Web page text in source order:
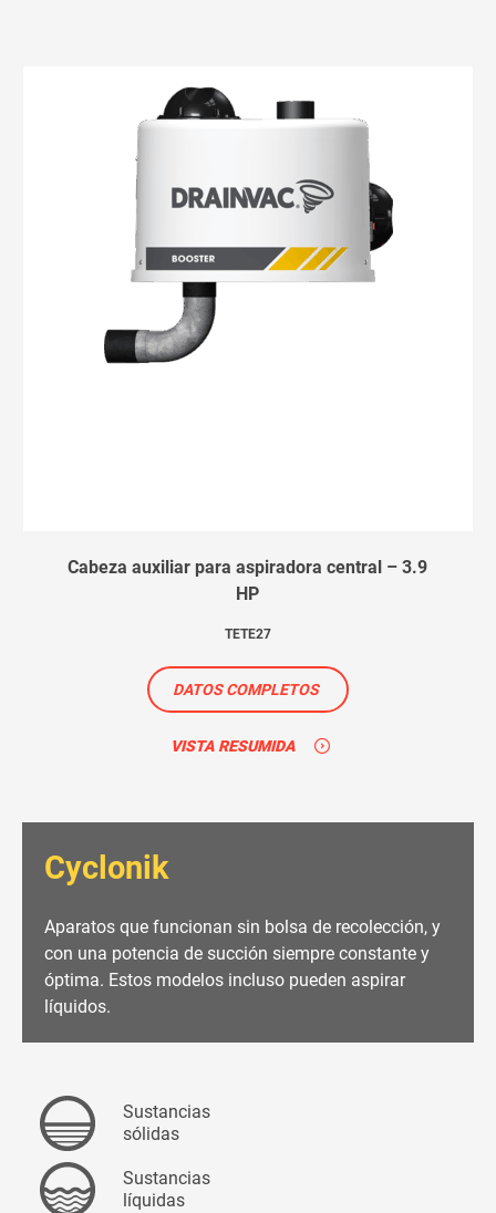
Cabeza auxiliar para aspiradora central – 3.9
HP
TETE27
DATOS COMPLETOS
VISTA RESUMIDA
Cyclonik
Aparatos que funcionan sin bolsa de recolección, y
con una potencia de succión siempre constante y
óptima. Estos modelos incluso pueden aspirar
líquidos.
Sustancias
sólidas
Sustancias
líquidas